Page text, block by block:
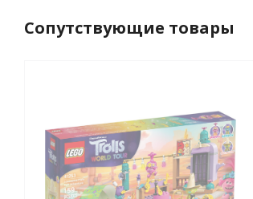
Сопутствующие товары